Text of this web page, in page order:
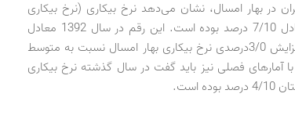
در بهار امسال، نشان می‌دهد نرخ بیکاری (نرخ بیکاری
جمعیت 10‌ساله و بیشتر) در بهار 1393 معادل 7/10 درصد بوده است. این رقم در سال 1392 معادل
4/10 درصد گزارش شده است که نشان از افزایش 3/0‌درصدی نرخ بیکاری بهار امسال نسبت به متوسط
بهار با آمارهای فصلی نیز باید گفت در سال گذشته نرخ بیکاری